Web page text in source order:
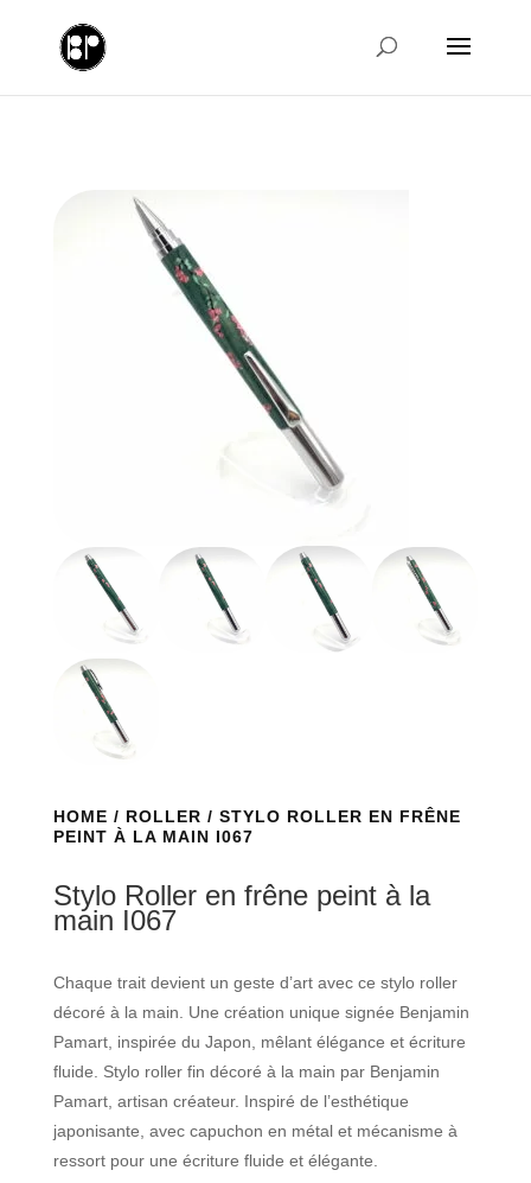
HOME / ROLLER / STYLO ROLLER EN FRÊNE
PEINT À LA MAIN I067
Stylo Roller en frêne peint à la
main I067
Chaque trait devient un geste d’art avec ce stylo roller
décoré à la main. Une création unique signée Benjamin
Pamart, inspirée du Japon, mêlant élégance et écriture
fluide. Stylo roller fin décoré à la main par Benjamin
Pamart, artisan créateur. Inspiré de l’esthétique
japonisante, avec capuchon en métal et mécanisme à
ressort pour une écriture fluide et élégante.